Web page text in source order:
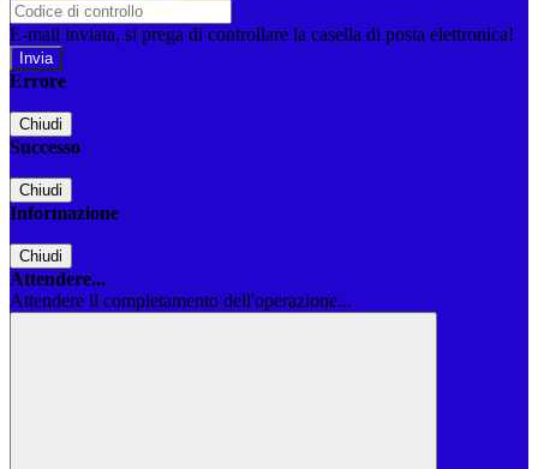
E-mail inviata, si prega di controllare la casella di posta elettronica!
Errore
Chiudi
Successo
Chiudi
Informazione
Chiudi
Attendere...
Attendere il completamento dell'operazione...